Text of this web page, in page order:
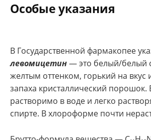
Особые указания
В Государственной фармакопее
левомицетин— это белый/белый
желтым оттенком, горький на
запаха кристаллический порошок.
растворимо в воде и легко
спирте. В хлороформе почти